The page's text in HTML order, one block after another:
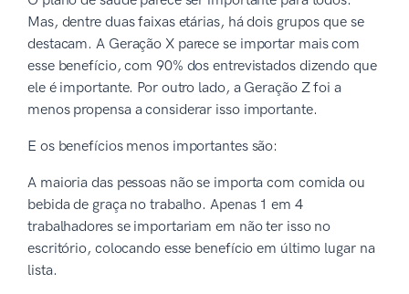
Mas, dentre duas faixas etárias, há dois grupos que se
destacam. A Geração X parece se importar mais com
esse benefício, com 90% dos entrevistados dizendo que
ele é importante. Por outro lado, a Geração Z foi a
menos propensa a considerar isso importante.
E os benefícios menos importantes são:
A maioria das pessoas não se importa com comida ou
bebida de graça no trabalho. Apenas 1 em 4
trabalhadores se importariam em não ter isso no
escritório, colocando esse benefício em último lugar na
lista.